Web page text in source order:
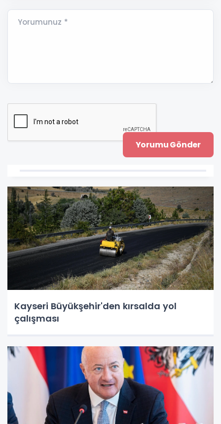
Yorumunuz *
Kayseri Büyükşehir'den kırsalda yol
çalışması